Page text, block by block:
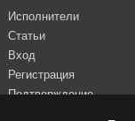
Исполнители
Статьи
Вход
Регистрация
Подтверждение